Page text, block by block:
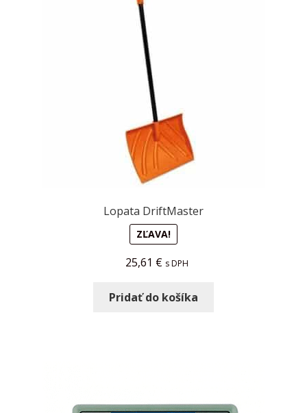
Lopata DriftMaster
ZĽAVA!
25,61 € s DPH
Pridať do košíka